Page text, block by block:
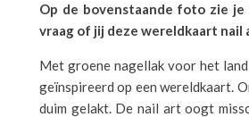
Op de bovenstaande foto zie
vraag of jij deze wereldkaart
Met groene nagellak voor het
geïnspireerd op een wereldkaart.
duim gelakt. De nail art oogt